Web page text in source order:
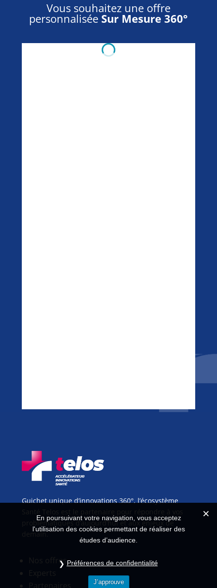
Vous souhaitez une offre
personnalisée Sur Mesure 360°
Guichet unique d’innovations 360°, l’écosystème
problématiques d’aujourd’hui et aux enjeux de
demain.
Nos offres
En poursuivant votre navigation, vous acceptez
l'utilisation des cookies permettant de réaliser des
études d’audience.
Préférences de confidentialité
J’approuve